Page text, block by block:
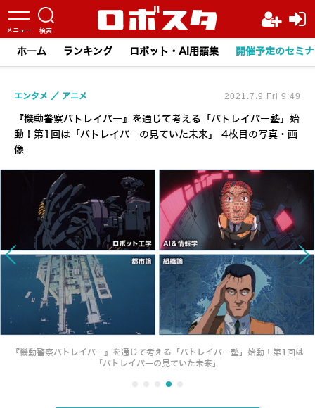
ホーム ランキング ロボット・AI用語集 開催予定のセミ
『機動警察パトレイバー』を通じて考える「パトレイバー塾」始
動！第1回は「パトレイバーの見ていた未来」 4枚目の写真・画
像
エンタメ アニメ 2021.7.9 Fri 9:49
『機動警察パトレイバー』を通じて考える「パトレイバー塾」始動！第1回は
「パトレイバーの見ていた未来」